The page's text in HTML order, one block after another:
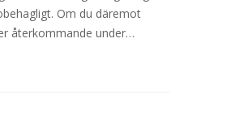
Om du däremot
återkommande under…